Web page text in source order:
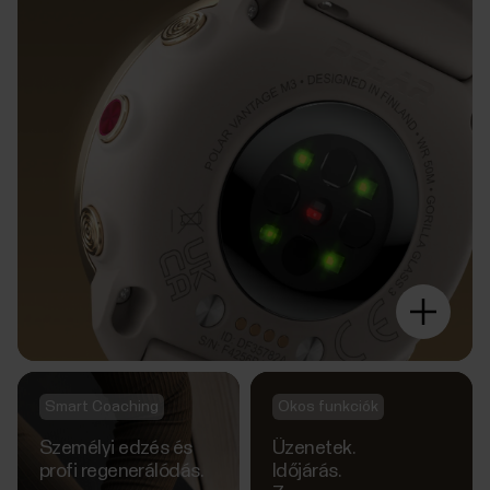
Smart Coaching
Személyi edzés és
profi regenerálódás.
Okos funkciók
Üzenetek.
Időjárás.